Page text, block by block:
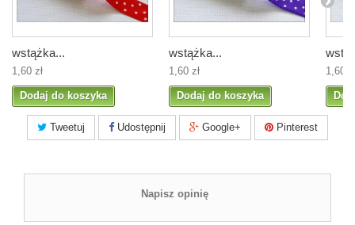
wstążka...
1,60 zł
Dodaj do koszyka
wstążka...
1,60 zł
Dodaj do koszyka
1,60
Tweetuj Udostępnij Google+ Pinterest
Napisz opinię